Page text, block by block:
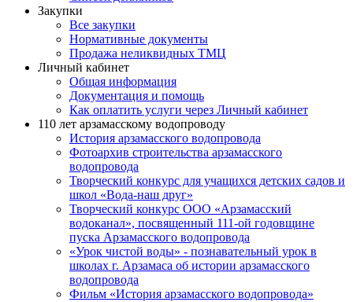
Закупки
Все закупки
Нормативные документы
Продажа неликвидных ТМЦ
Личный кабинет
Общая информация
Документация и помощь
Как оплатить услуги через Личный кабинет
110 лет арзамасскому водопроводу
История арзамасского водопровода
Фотоархив строительства арзамасского
водопровода
Творческий конкурс для учащихся детских садов и
школ «Вода-наш друг»
Творческий конкурс ООО «Арзамасский
водоканал», посвященный 111-ой годовщине
пуска Арзамасского водопровода
«Урок чистой воды» - познавательный урок в
школах г. Арзамаса об истории арзамасского
водопровода
Фильм «История арзамасского водопровода»